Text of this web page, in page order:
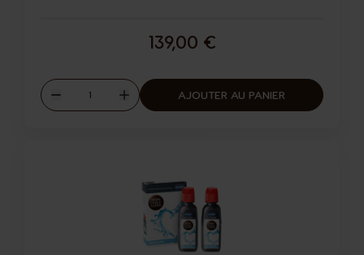
139,00 €
Diminuer
Quantité
Augmenter
AJOUTER AU PANIER